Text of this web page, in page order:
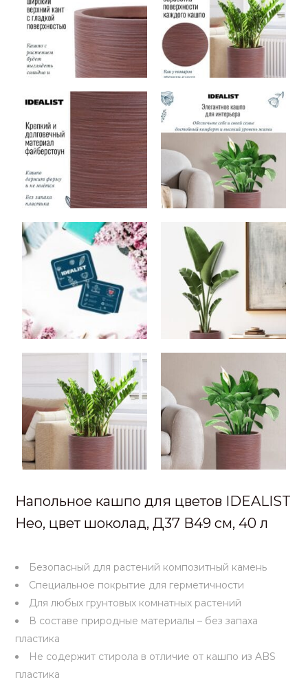
Напольное кашпо для цветов IDEALIST
Нео, цвет шоколад, Д37 В49 см, 40 л
Безопасный для растений композитный камень
Специальное покрытие для герметичности
Для любых грунтовых комнатных растений
В составе природные материалы – без запаха
пластика
Не содержит стирола в отличие от кашпо из ABS
пластика